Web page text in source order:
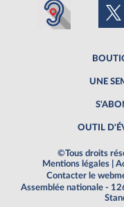
UNE
OUTIL
©Tous droits
Mentions légales
Contacter le
Assemblée nationale -